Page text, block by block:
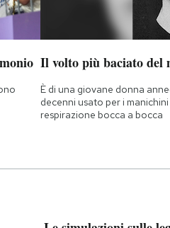
Il volto più baciato del
È di una giovane donna
decenni usato per i
respirazione bocca a bocca